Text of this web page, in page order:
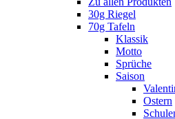
30g Riegel
70g Tafeln
Klassik
Motto
Sprüche
Saison
Ostern